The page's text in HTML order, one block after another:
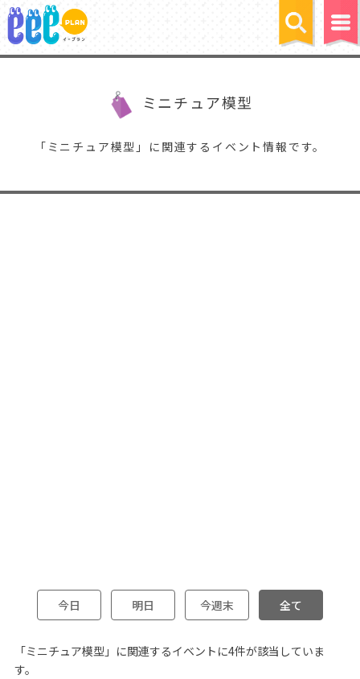
ミニチュア模型
「ミニチュア模型」に関連するイベント情報です。
今日 明日 今週末 全て
「ミニチュア模型」に関連するイベントに4件が該当していま
す。